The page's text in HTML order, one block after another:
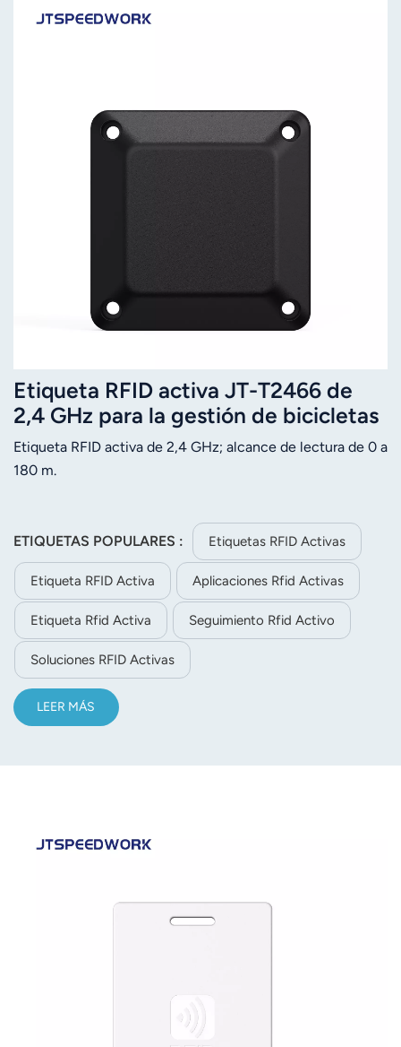
Etiqueta RFID activa JT-T2466 de
2,4 GHz para la gestión de bicicletas
eléctricas.
Etiqueta RFID activa de 2,4 GHz; alcance de lectura de 0 a
180 m.
ETIQUETAS POPULARES : Etiquetas RFID Activas
Etiqueta RFID Activa Aplicaciones Rfid Activas
Etiqueta Rfid Activa Seguimiento Rfid Activo
Soluciones RFID Activas
LEER MÁS